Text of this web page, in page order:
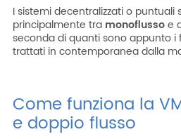
I sistemi decentralizzati o puntuali
principalmente tra monoflussoe
seconda di quanti sono appunto i
trattati in contemporanea dalla
Come funziona la
e doppio flusso